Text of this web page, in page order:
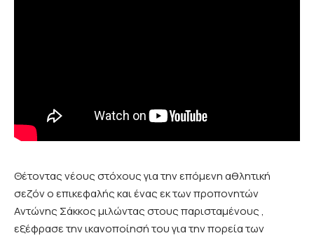
Θέτοντας νέους στόχους για την επόμενη αθλητική
σεζόν ο επικεφαλής και ένας εκ των προπονητών
Αντώνης Σάκκος μιλώντας στους παρισταμένους ,
εξέφρασε την ικανοποίησή του για την πορεία των